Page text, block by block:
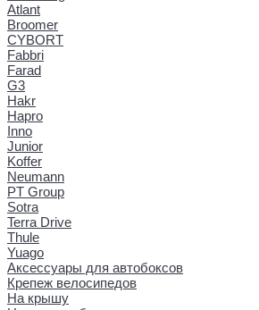
Atlant
Broomer
CYBORT
Fabbri
Farad
G3
Hakr
Hapro
Inno
Junior
Koffer
Neumann
PT Group
Sotra
Terra Drive
Thule
Yuago
Аксессуары для автобоксов
Крепеж велосипедов
На крышу